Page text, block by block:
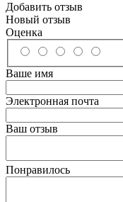
Добавить отзыв
Новый отзыв
Оценка
Ваше имя
Электронная почта
Ваш отзыв
Понравилось